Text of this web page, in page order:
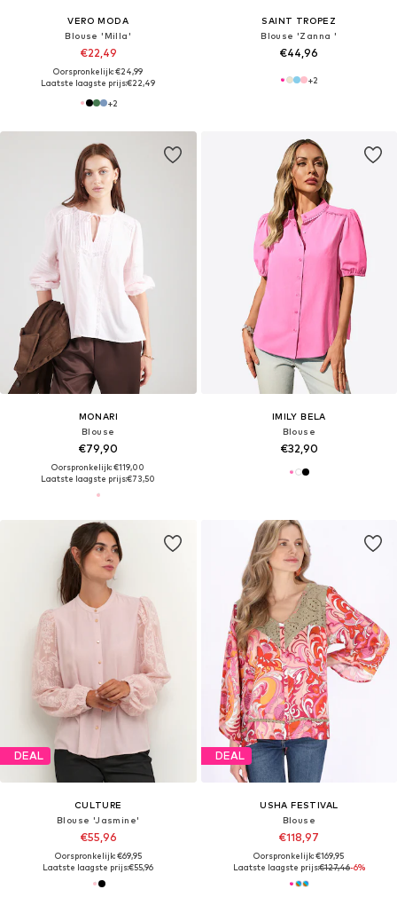
VERO MODA
Blouse 'Milla'
€22,49
Oorspronkelijk: €24,99
Laatste laagste prijs:€22,49
+2
SAINT TROPEZ
Blouse 'Zanna '
€44,96
+2
MONARI
Blouse
€79,90
Oorspronkelijk: €119,00
Laatste laagste prijs:€73,50
IMILY BELA
Blouse
€32,90
DEAL
CULTURE
Blouse 'Jasmine'
€55,96
Oorspronkelijk: €69,95
Laatste laagste prijs:€55,96
DEAL
USHA FESTIVAL
Blouse
€118,97
Oorspronkelijk: €169,95
Laatste laagste prijs:€127,46-6%